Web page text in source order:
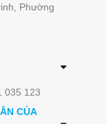
Phường
035 123
CỦA